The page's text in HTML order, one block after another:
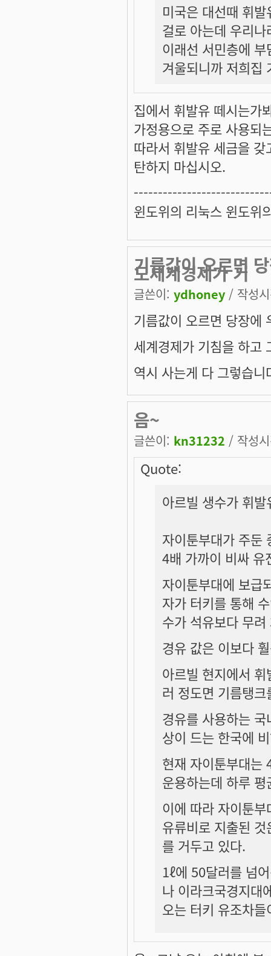
미국은 대선때 휘
걸로 아는데 우리
이래선 서민층에
겨울되니까 저희집
집에서 휘발유 떼시는가
가정용으로 주로 사용되
따라서 휘발유 세금을
탄하지 마십시오.
윈도위의 리눅스 윈도위
기름값이 오르면
도세계경제가 기
글쓴이: ydhoney / 작성
기름값이 오르면 당장에
세계경제가 기침을 하고
역시 사는게 다 그렇습
음~
글쓴이: kn31232 / 작성
Quote:
아르빌 생수가 휘
자이툰부대가 주둔
4배 가까이 비싸 유
자이툰부대에 보급
자가 터키를 통해
수가 석유보다 무
경유 값은 이보다
아르빌 현지에서
러 정도면 기름탱
경유를 사용하는
상이 드는 한국에
현재 자이툰부대는
운용하는데 하루
이에 따라 자이툰
유류비로 지출된
를 거두고 있다.
1ℓ에 50달러를 넘
나 이라크국경지대
오는 터키 유조차